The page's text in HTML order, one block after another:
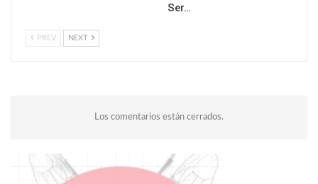
Ser…
PREV NEXT
Los comentarios están cerrados.